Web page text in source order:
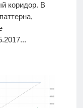
коридор. В